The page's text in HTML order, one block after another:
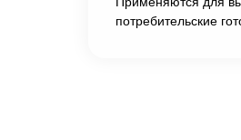
потребительские